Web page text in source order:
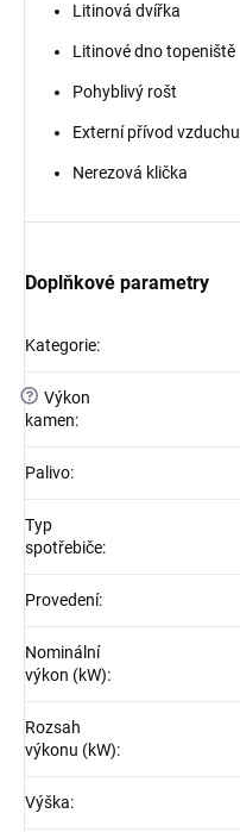
Litinová dvířka
Litinové dno topeniště
Pohyblivý rošt
Externí přívod vzduchu
Nerezová klička
Doplňkové parametry
Kategorie:
? Výkon
kamen:
Palivo:
Typ
spotřebiče:
Provedení:
Nominální
výkon (kW):
Rozsah
výkonu (kW):
Výška: